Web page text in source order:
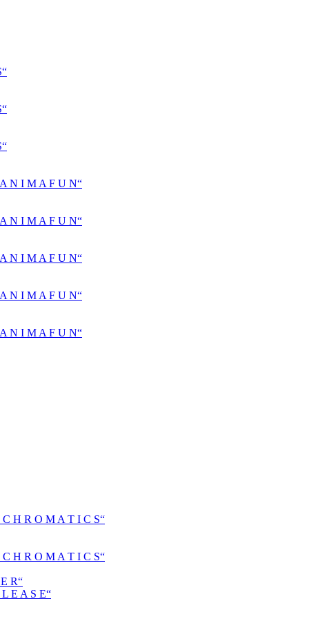
N I M A F U N“
N I M A F U N“
N I M A F U N“
N I M A F U N“
N I M A F U N“
H R O M A T I C S“
H R O M A T I C S“
R“
E A S E“